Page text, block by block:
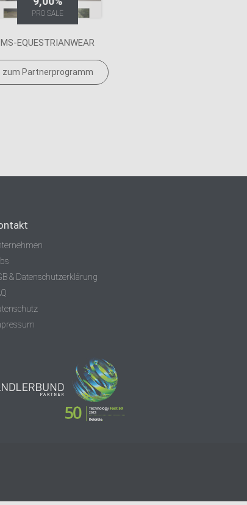
PRO SALE
MS-EQUESTRIANWEAR
zum Partnerprogramm
& Datenschutzerklärung